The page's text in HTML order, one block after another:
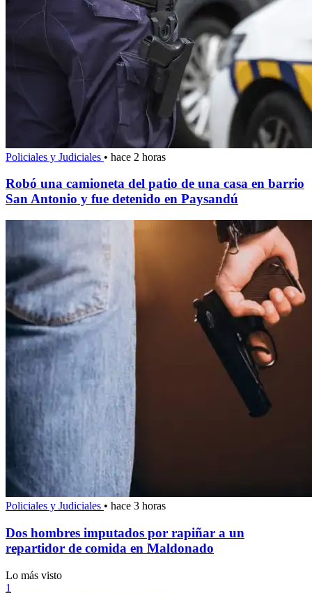
Policiales y Judiciales • hace 2 horas
Robó una camioneta del patio de una casa en barrio
San Antonio y fue detenido en Paysandú
Policiales y Judiciales • hace 3 horas
Dos hombres imputados por rapiñar a un
repartidor de comida en Maldonado
Lo más visto
1